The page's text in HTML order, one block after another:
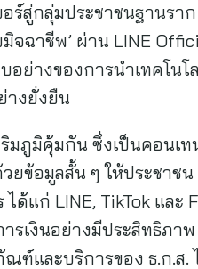
ร์สู่กลุ่มประชาชนฐานรา
ฉาชีพ’ ผ่าน LINE
ย่างของการนำเทคโนโ
างยั่งยืน
มภูมิคุ้มกัน ซึ่งเป็นคอนเ
ข้อมูลสั้น ๆ ให้ประชาชน
แก่ LINE, TikTok และ
รเงินอย่างมีประสิทธิภา
ฑ์และบริการของ ธ.ก.ส.